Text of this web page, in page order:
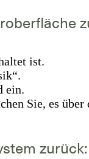
ist.
ein.
Sie, es über
zurück: